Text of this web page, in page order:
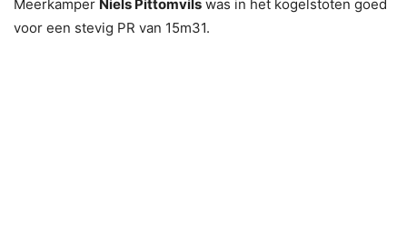
Meerkamper Niels Pittomvils was in het kogelstoten goed
voor een stevig PR van 15m31.